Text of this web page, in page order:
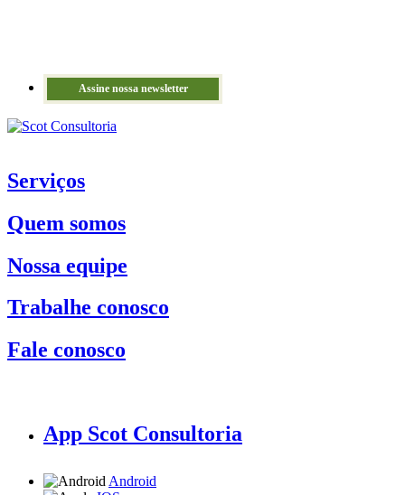
Assine nossa newsletter
Serviços
Quem somos
Nossa equipe
Trabalhe conosco
Fale conosco
App Scot Consultoria
Android